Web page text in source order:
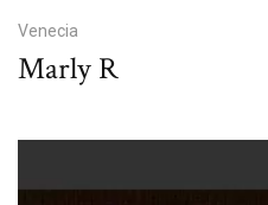
Venecia
Marly R